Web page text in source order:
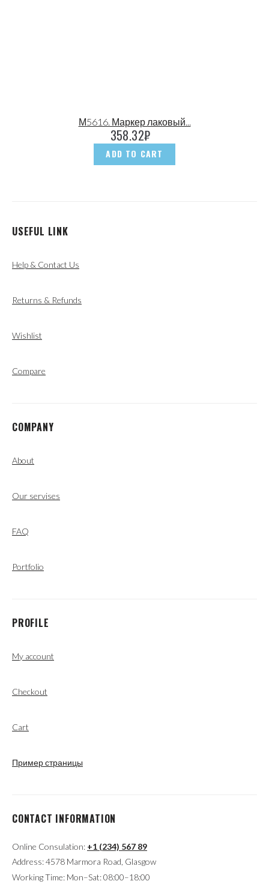
М5616. Маркер лаковый...
358.32₽
ADD TO CART
USEFUL LINK
Help & Contact Us
Returns & Refunds
Wishlist
Compare
COMPANY
About
Our servises
FAQ
Portfolio
PROFILE
My account
Checkout
Cart
Пример страницы
CONTACT INFORMATION
Online Consulation: +1 (234) 567 89
Address: 4578 Marmora Road, Glasgow
Working Time: Mon–Sat: 08:00–18:00